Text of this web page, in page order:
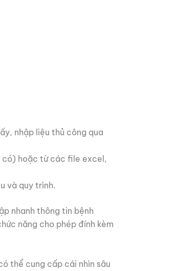
nhập liệu thủ công qua
có) hoặc từ các file excel,
và quy trình.
nhanh thông tin bệnh
năng cho phép đính kèm
thể cung cấp cái nhìn sâu